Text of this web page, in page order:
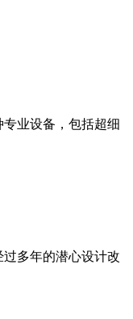
业设备，包括超细
多年的潜心设计改